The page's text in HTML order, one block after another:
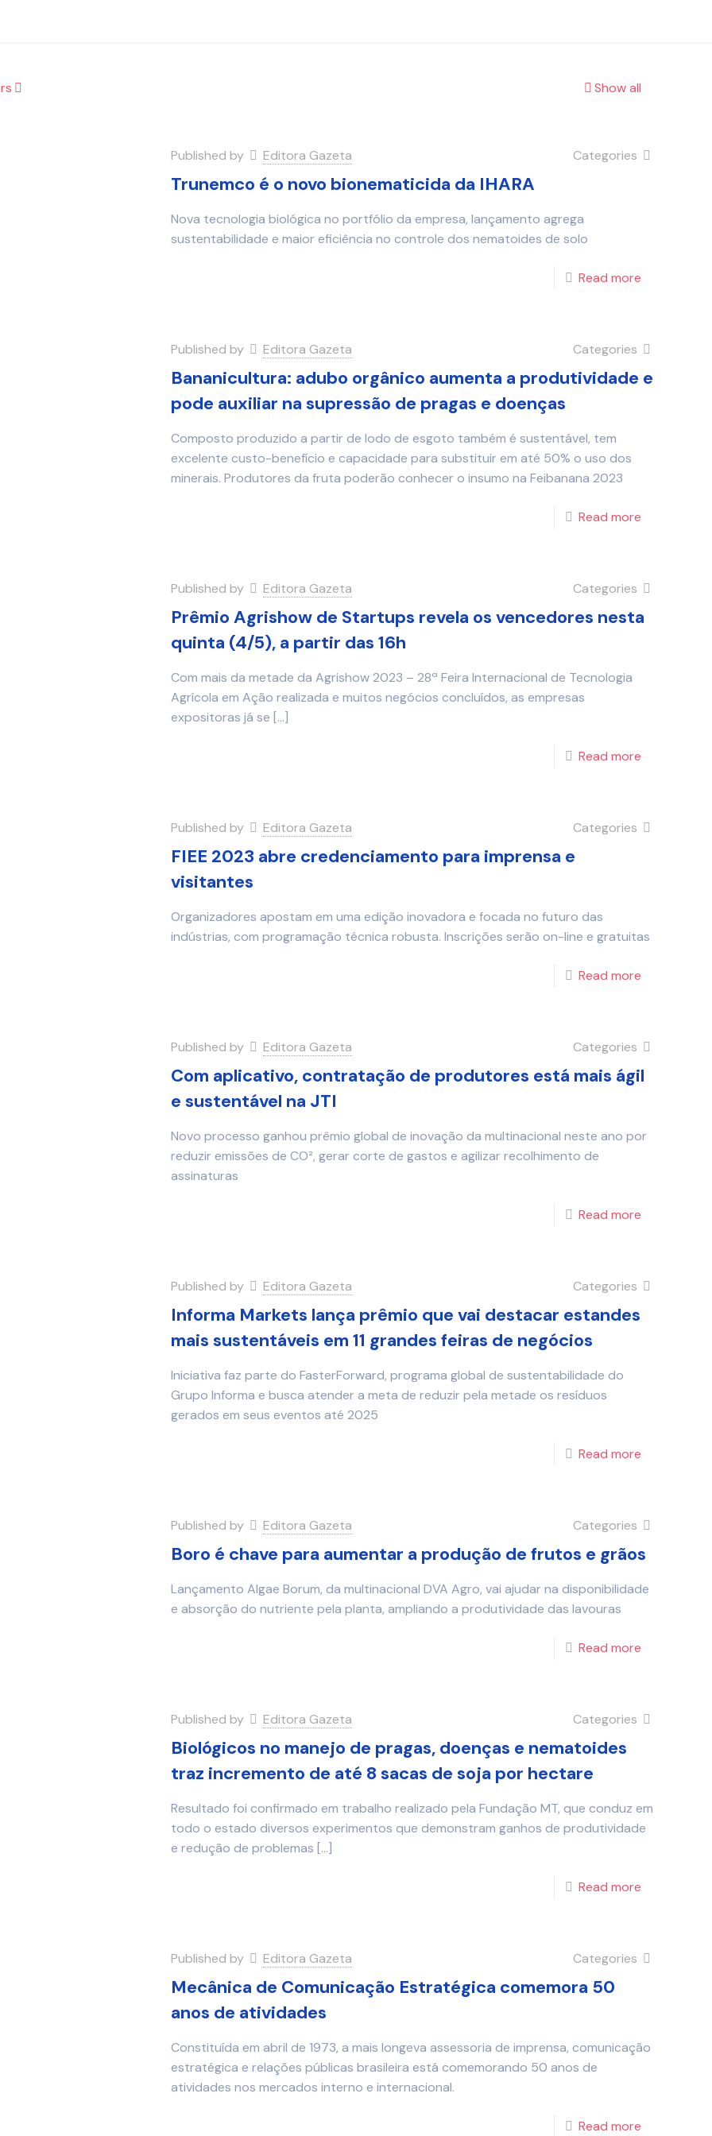
Show all
Published by Editora Gazeta Categories
Trunemco é o novo bionematicida da IHARA
Nova tecnologia biológica no portfólio da empresa, lançamento agrega
sustentabilidade e maior eficiência no controle dos nematoides de solo
Read more
Published by Editora Gazeta Categories
Bananicultura: adubo orgânico aumenta a produtividade e
pode auxiliar na supressão de pragas e doenças
Composto produzido a partir de lodo de esgoto também é sustentável, tem
excelente custo-benefício e capacidade para substituir em até 50% o uso dos
minerais. Produtores da fruta poderão conhecer o insumo na Feibanana 2023
Read more
Published by Editora Gazeta Categories
Prêmio Agrishow de Startups revela os vencedores nesta
quinta (4/5), a partir das 16h
Com mais da metade da Agrishow 2023 – 28ª Feira Internacional de Tecnologia
Agrícola em Ação realizada e muitos negócios concluídos, as empresas
expositoras já se […]
Read more
Published by Editora Gazeta Categories
FIEE 2023 abre credenciamento para imprensa e
visitantes
Organizadores apostam em uma edição inovadora e focada no futuro das
indústrias, com programação técnica robusta. Inscrições serão on-line e gratuitas
Read more
Published by Editora Gazeta Categories
Com aplicativo, contratação de produtores está mais ágil
e sustentável na JTI
Novo processo ganhou prêmio global de inovação da multinacional neste ano por
reduzir emissões de CO², gerar corte de gastos e agilizar recolhimento de
assinaturas
Read more
Published by Editora Gazeta Categories
Informa Markets lança prêmio que vai destacar estandes
mais sustentáveis em 11 grandes feiras de negócios
Iniciativa faz parte do FasterForward, programa global de sustentabilidade do
Grupo Informa e busca atender a meta de reduzir pela metade os resíduos
gerados em seus eventos até 2025
Read more
Published by Editora Gazeta Categories
Boro é chave para aumentar a produção de frutos e grãos
Lançamento Algae Borum, da multinacional DVA Agro, vai ajudar na disponibilidade
e absorção do nutriente pela planta, ampliando a produtividade das lavouras
Read more
Published by Editora Gazeta Categories
Biológicos no manejo de pragas, doenças e nematoides
traz incremento de até 8 sacas de soja por hectare
Resultado foi confirmado em trabalho realizado pela Fundação MT, que conduz em
todo o estado diversos experimentos que demonstram ganhos de produtividade
e redução de problemas […]
Read more
Published by Editora Gazeta Categories
Mecânica de Comunicação Estratégica comemora 50
anos de atividades
Constituída em abril de 1973, a mais longeva assessoria de imprensa, comunicação
estratégica e relações públicas brasileira está comemorando 50 anos de
atividades nos mercados interno e internacional.
Read more